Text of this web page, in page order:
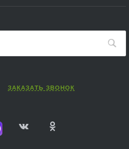
ЗАКАЗАТЬ ЗВОНОК